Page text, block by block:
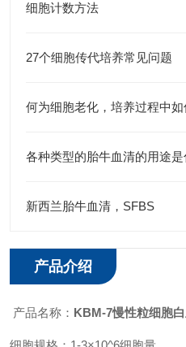
细胞计数方法
27个细胞传代培养常见问题
何为细胞老化，培养过程中如
各种类型的胎牛血清的用途是
新西兰胎牛血清，SFBS
产品介绍
产品名称： KBM-7慢性粒细胞